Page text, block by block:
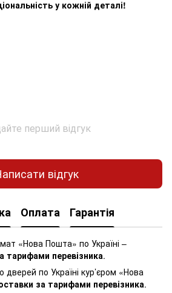
у кожній деталі!
перший відгук
відгук
Оплата Гарантія
«Нова Пошта» по Україні –
тарифами перевізника.
по Україні кур’єром «Нова
за тарифами перевізника.